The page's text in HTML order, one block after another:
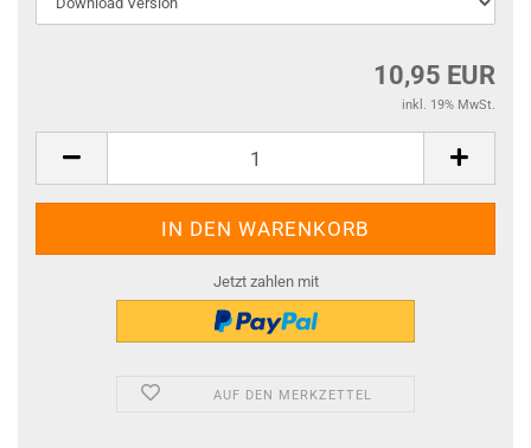
10,95 EUR
inkl. 19% MwSt.
Jetzt zahlen mit
AUF DEN MERKZETTEL